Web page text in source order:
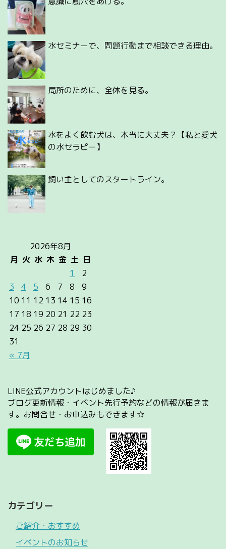
水セミナーで、問題行動まで相談できる理由。
局所のために、全体を見る。
水をよく飲む犬は、本当に大丈夫？【私と愛犬
の水セラピー】
飼い主としてのスタートライン。
2026年8月
月 火 水 木 金 土 日
« 7月
1
2
3
4 5 6 7 8
9
10 11 12 13 14 15 16
17 18 19 20 21 22 23
24 25 26 27 28 29 30
31
LINE公式アカウントはじめました♪
ブログ更新情報・イベント先行予約などの情報が届きま
す。お問合せ・お申込みもできます☆
カテゴリー
ご紹介・おすすめ
イベントのお知らせ